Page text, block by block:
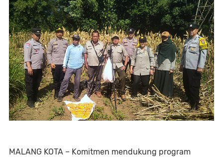
MALANG KOTA – Komitmen mendukung program